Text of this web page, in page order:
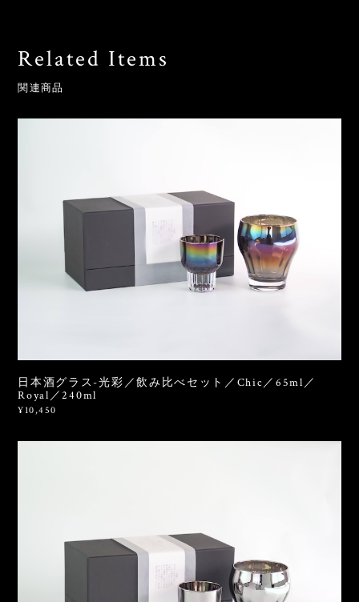
Related Items
関連商品
日本酒グラス-光彩／飲み比べセット／Chic／65ml／
Royal／240ml
¥10,450